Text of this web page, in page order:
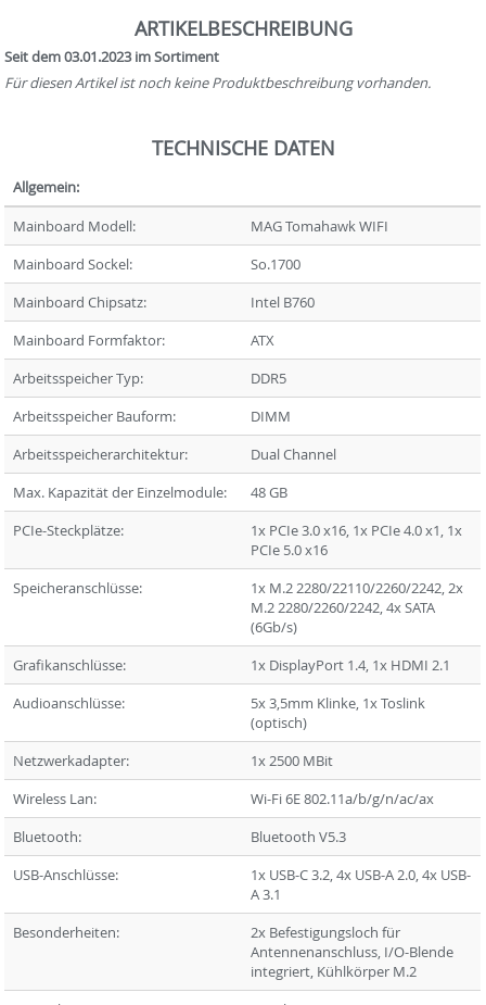
ARTIKELBESCHREIBUNG
Seit dem 03.01.2023 im Sortiment
Für diesen Artikel ist noch keine Produktbeschreibung vorhanden.
TECHNISCHE DATEN
Allgemein:
Mainboard Modell:
MAG Tomahawk WIFI
Mainboard Sockel:
So.1700
Mainboard Chipsatz:
Intel B760
Mainboard Formfaktor:
ATX
Arbeitsspeicher Typ:
DDR5
Arbeitsspeicher Bauform:
DIMM
Arbeitsspeicherarchitektur:
Dual Channel
Max. Kapazität der Einzelmodule:
48 GB
PCIe-Steckplätze:
1x PCIe 3.0 x16, 1x PCIe 4.0 x1, 1x
PCIe 5.0 x16
Speicheranschlüsse:
1x M.2 2280/22110/2260/2242, 2x
M.2 2280/2260/2242, 4x SATA
(6Gb/s)
Grafikanschlüsse:
1x DisplayPort 1.4, 1x HDMI 2.1
Audioanschlüsse:
5x 3,5mm Klinke, 1x Toslink
(optisch)
Netzwerkadapter:
1x 2500 MBit
Wireless Lan:
Wi-Fi 6E 802.11a/b/g/n/ac/ax
Bluetooth:
Bluetooth V5.3
USB-Anschlüsse:
1x USB-C 3.2, 4x USB-A 2.0, 4x USB-
A 3.1
Besonderheiten:
2x Befestigungsloch für
Antennenanschluss, I/O-Blende
integriert, Kühlkörper M.2